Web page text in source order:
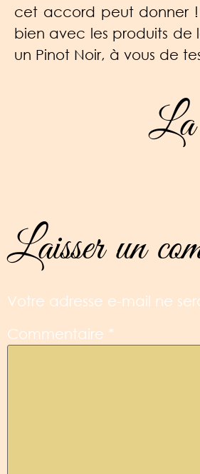
cet accord peut donner !
bien avec les produits de
un Pinot Noir, à vous de
La
Laisser un
Votre adresse e-mail ne
Commentaire *